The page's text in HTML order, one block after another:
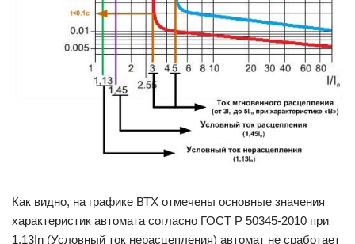
Как видно, на графике ВТХ отмечены основные значения
характеристик автомата согласно ГОСТ Р 50345-2010 при
1.13In (Условный ток нерасцепления) автомат не сработает